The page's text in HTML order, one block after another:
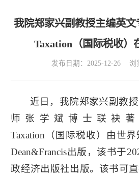
我院郑家兴副教授主编英
Taxation（国际税收）
发布日期：2025-12-26 浏
近日，我院郑家兴副教
师张学斌博士联袂著
Taxation（国际税收）由世
Dean&Francis出版，该书于
政经济出版社出版。该书可